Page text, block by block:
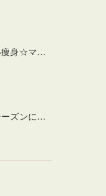
痛みの少ない痩身☆マシーンを使った筋膜リリース！
卒業＆入学シーズンにお肌のメンテナンスを♪